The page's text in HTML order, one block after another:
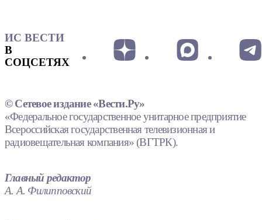
ИС ВЕСТИ
В
СОЦСЕТЯХ
© Сетевое издание «Вести.Ру»
«Федеральное государственное унитарное предприятие
Всероссийская государственная телевизионная и
радиовещательная компания» (ВГТРК).
Главный редактор
А. А. Филипповский